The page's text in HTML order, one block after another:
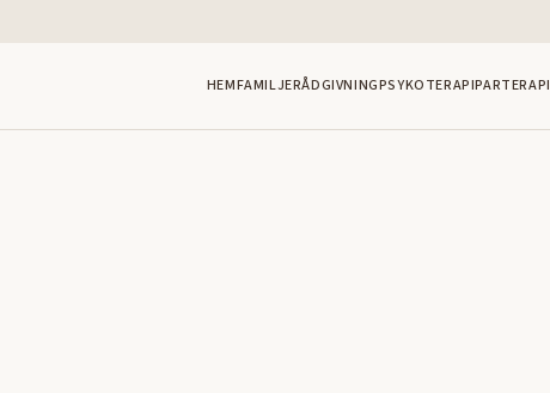
HEMFAMILJERÅDGIVNINGPSYKOTERAPIPARTERAPI